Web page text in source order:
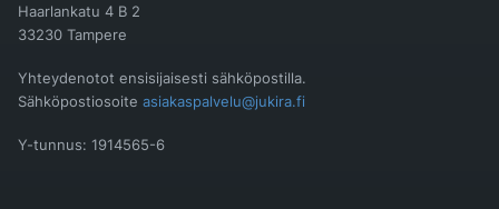
Haarlankatu 4 B 2
33230 Tampere
Yhteydenotot ensisijaisesti sähköpostilla.
Sähköpostiosoite asiakaspalvelu@jukira.fi
Y-tunnus: 1914565-6